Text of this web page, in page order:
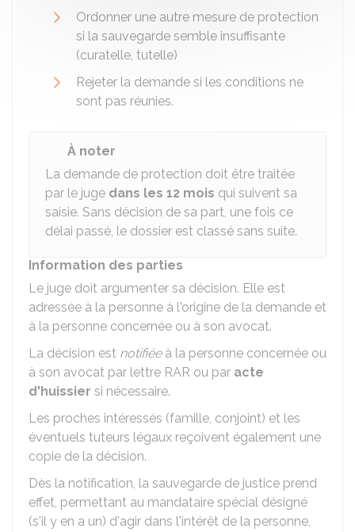
Ordonner une autre mesure de protection
si la sauvegarde semble insuffisante
(curatelle, tutelle)
Rejeter la demande si les conditions ne
sont pas réunies.
À noter
La demande de protection doit être traitée
par le juge dans les 12 mois qui suivent sa
saisie. Sans décision de sa part, une fois ce
délai passé, le dossier est classé sans suite.
Information des parties
Le juge doit argumenter sa décision. Elle est
adressée à la personne à l'origine de la demande et
à la personne concernée ou à son avocat.
La décision est notifiéeà la personne concernée ou
à son avocat par lettre RAR ou par acte
d'huissier si nécessaire.
Les proches intéressés (famille, conjoint) et les
éventuels tuteurs légaux reçoivent également une
copie de la décision.
Dès la notification, la sauvegarde de justice prend
effet, permettant au mandataire spécial désigné
(s'il y en a un) d'agir dans l'intérêt de la personne,